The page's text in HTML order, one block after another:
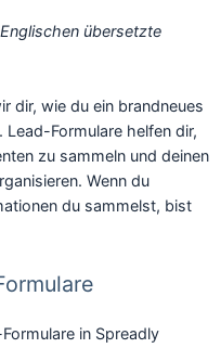
übersetzte
dir, wie du ein brandneues
Formulare helfen dir,
zu sammeln und deinen
Wenn du
du sammelst, bist
in Spreadly